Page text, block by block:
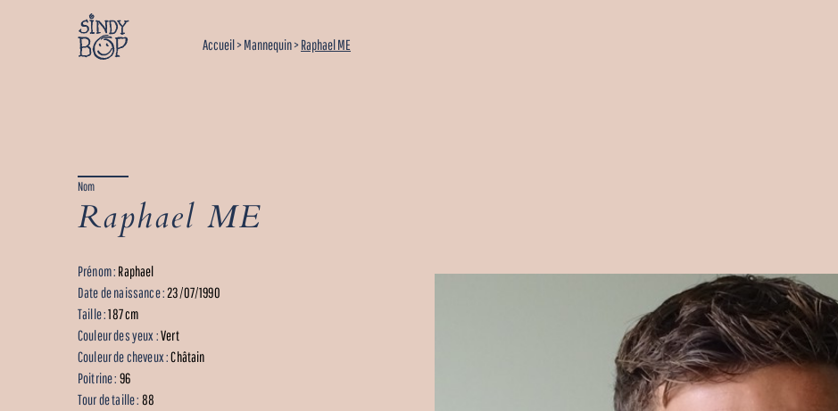
Accueil>Mannequin>Raphael ME
Nom
Raphael ME
Prénom : Raphael
Date de naissance :23/07/1990
Taille :187 cm
Couleur des yeux :Vert
Couleur de cheveux :Châtain
Poitrine : 96
Tour de taille : 88